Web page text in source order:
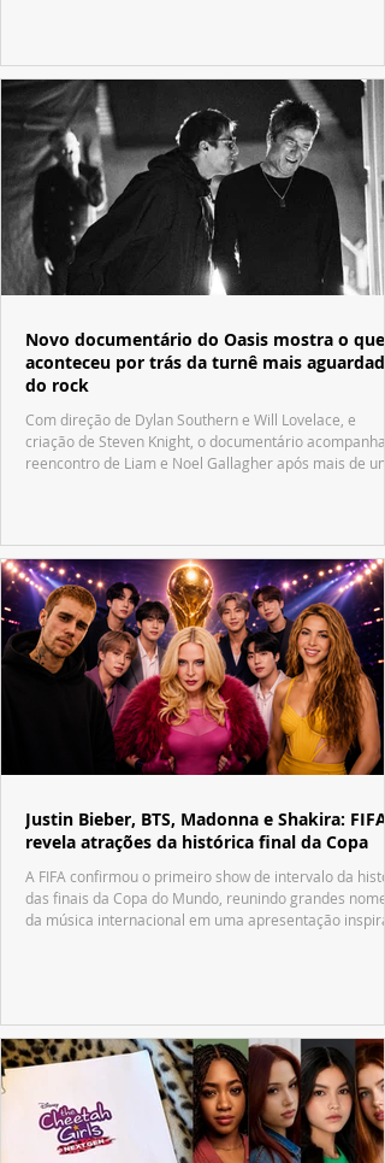
Novo documentário do Oasis mostra o que
aconteceu por trás da turnê mais aguardada
do rock
Com direção de Dylan Southern e Will Lovelace, e
criação de Steven Knight, o documentário acompanha
reencontro de Liam e Noel Gallagher após mais de
Justin Bieber, BTS, Madonna e Shakira: FIFA
revela atrações da histórica final da Copa
A FIFA confirmou o primeiro show de intervalo da
das finais da Copa do Mundo, reunindo grandes nomes
da música internacional em uma apresentação